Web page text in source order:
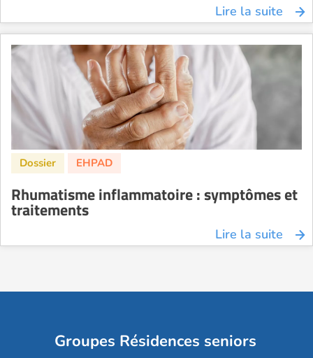
Lire la suite
Rhumatisme inflammatoire : symptômes et
traitements
Lire la suite
Groupes Résidences seniors